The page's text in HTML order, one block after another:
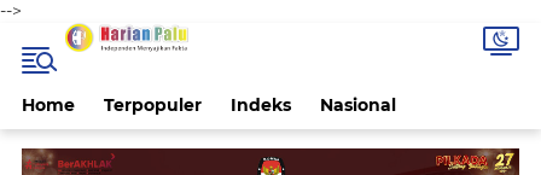
-->
Home Terpopuler Indeks Nasional